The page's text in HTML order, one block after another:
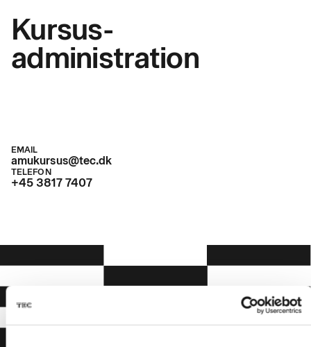
Kursus-
administration
EMAIL
amukursus@tec.dk
TELEFON
+45 3817 7407